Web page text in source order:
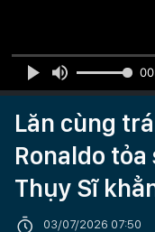
Lăn cùng
Ronaldo tỏa
Thụy Sĩ
03/07/2026 07:50